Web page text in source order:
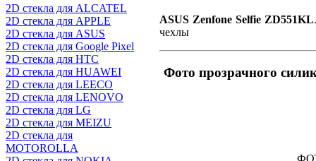
2D стекла для ALCATEL
2D стекла для APPLE
2D стекла для ASUS
2D стекла для Google Pixel
2D стекла для HTC
2D стекла для HUAWEI
2D стекла для LEECO
2D стекла для LENOVO
2D стекла для LG
2D стекла для MEIZU
2D стекла для
MOTOROLLA
ASUS Zenfone Selfie ZD551KL
чехлы
Фото прозрачного